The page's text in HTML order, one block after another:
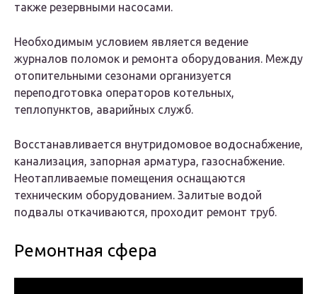
также резервными насосами.
Необходимым условием является ведение
журналов поломок и ремонта оборудования. Между
отопительными сезонами организуется
переподготовка операторов котельных,
теплопунктов, аварийных служб.
Восстанавливается внутридомовое водоснабжение,
канализация, запорная арматура, газоснабжение.
Неотапливаемые помещения оснащаются
техническим оборудованием. Залитые водой
подвалы откачиваются, проходит ремонт труб.
Ремонтная сфера